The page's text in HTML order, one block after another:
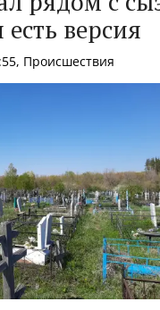
есть версия
Происшествия